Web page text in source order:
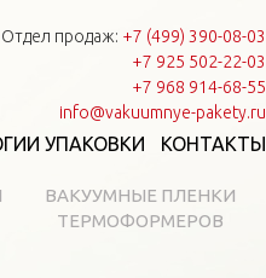
Отдел продаж: +7 (499) 390-08-03
+7 925 502-22-03
+7 968 914-68-55
info@vakuumnye-pakety.ru
УПАКОВКИ КОНТАКТЫ
ВАКУУМНЫЕ ПЛЕНКИ
ТЕРМОФОРМЕРОВ